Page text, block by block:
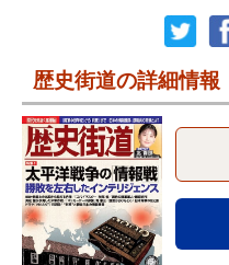
歴史街道の詳細情報